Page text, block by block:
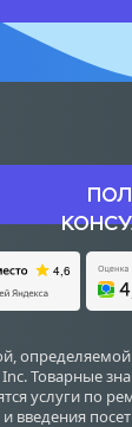
Товарные
услуги по
введения